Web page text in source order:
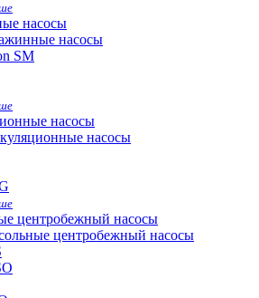
насосы
насосы
SM
насосы
насосы
центробежный насосы
центробежный насосы